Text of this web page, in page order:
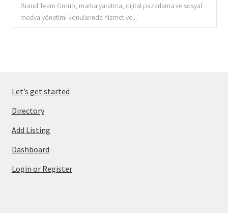
Brand Team Group, marka yaratma, dijital pazarlama ve sosyal
medya yönetimi konularında hizmet ve...
Let’s get started
Directory
Add Listing
Dashboard
Login or Register